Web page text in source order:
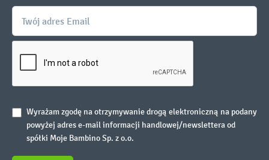
Wyrażam zgodę na otrzymywanie drogą elektroniczną na podany
powyżej adres e-mail informacji handlowej/newslettera od
spółki Moje Bambino Sp. z o.o.